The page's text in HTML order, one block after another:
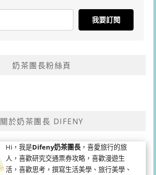
我要訂閱
奶茶團長粉絲頁
關於奶茶團長 DIFENY
Hi，我是Difeny奶茶團長 ，喜愛旅行的旅
人，喜歡研究交通票券攻略，喜歡漫遊生
活，喜歡思考，撰寫生活美學、旅行美學、